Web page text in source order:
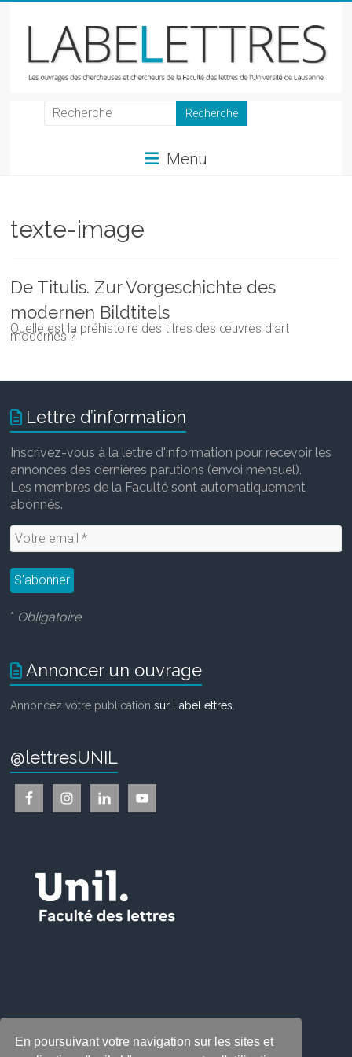
En poursuivant votre navigation sur les sites et
LabeLettres
et
chercheurs
Faculté
des
lettres
Menu
texte-image
De Titulis. Zur Vorgeschichte des
modernen Bildtitels
Quelle est la préhistoire des titres des œuvres d'art
modernes ?
Lettre d’information
Inscrivez-vous à la lettre d'information pour recevoir les
annonces des dernières parutions (envoi mensuel).
Les membres de la Faculté sont automatiquement
abonnés.
* Obligatoire
Annoncer un ouvrage
Annoncez votre publicationsur LabeLettres
@lettresUNIL